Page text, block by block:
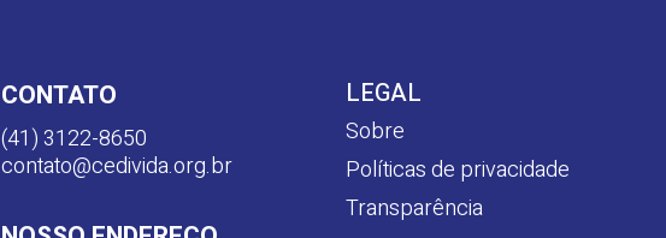
CONTATO
(41) 3122-8650
contato@cedivida.org.br
LEGAL
Sobre
Políticas de privacidade
Transparência